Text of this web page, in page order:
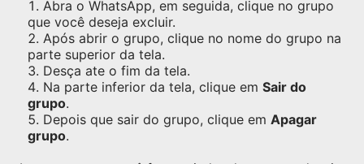
Abra o WhatsApp, em seguida, clique no grupo
que você deseja excluir.
Após abrir o grupo, clique no nome do grupo na
parte superior da tela.
Desça ate o fim da tela.
Na parte inferior da tela, clique em Sair do
grupo.
Depois que sair do grupo, clique em Apagar
grupo.